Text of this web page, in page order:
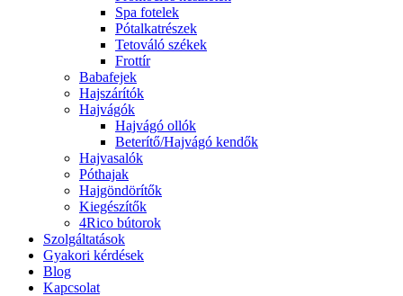
Spa fotelek
Pótalkatrészek
Tetováló székek
Frottír
Babafejek
Hajszárítók
Hajvágók
Hajvágó ollók
Beterítő/Hajvágó kendők
Hajvasalók
Póthajak
Hajgöndörítők
Kiegészítők
4Rico bútorok
Szolgáltatások
Gyakori kérdések
Blog
Kapcsolat